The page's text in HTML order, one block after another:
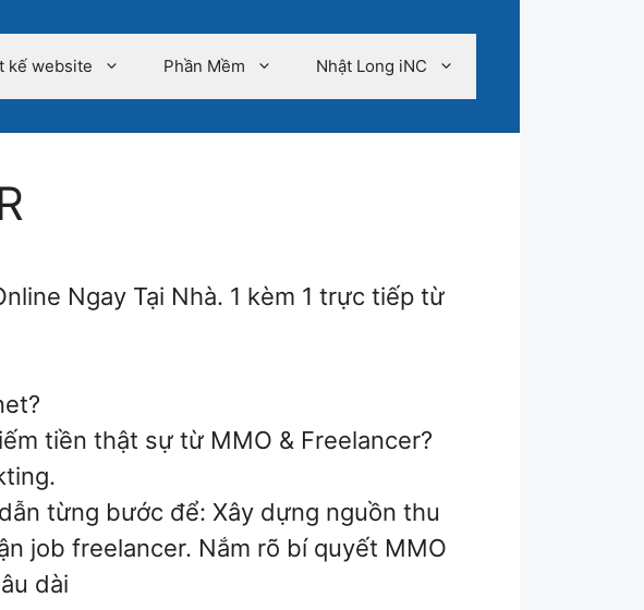
kế website Phần Mềm Nhật Long iNC
Ngay Tại Nhà. 1 kèm 1 trực tiếp từ
tiền thật sự từ MMO & Freelancer?
từng bước để: Xây dựng nguồn thu
job freelancer. Nắm rõ bí quyết MMO
dài